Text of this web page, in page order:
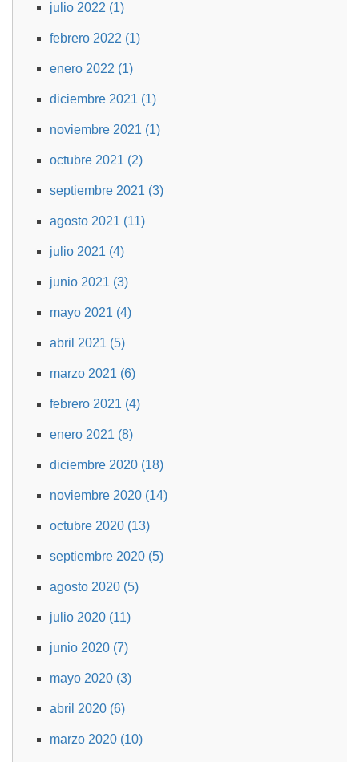
julio 2022 (1)
febrero 2022 (1)
enero 2022 (1)
diciembre 2021 (1)
noviembre 2021 (1)
octubre 2021 (2)
septiembre 2021 (3)
agosto 2021 (11)
julio 2021 (4)
junio 2021 (3)
mayo 2021 (4)
abril 2021 (5)
marzo 2021 (6)
febrero 2021 (4)
enero 2021 (8)
diciembre 2020 (18)
noviembre 2020 (14)
octubre 2020 (13)
septiembre 2020 (5)
agosto 2020 (5)
julio 2020 (11)
junio 2020 (7)
mayo 2020 (3)
abril 2020 (6)
marzo 2020 (10)